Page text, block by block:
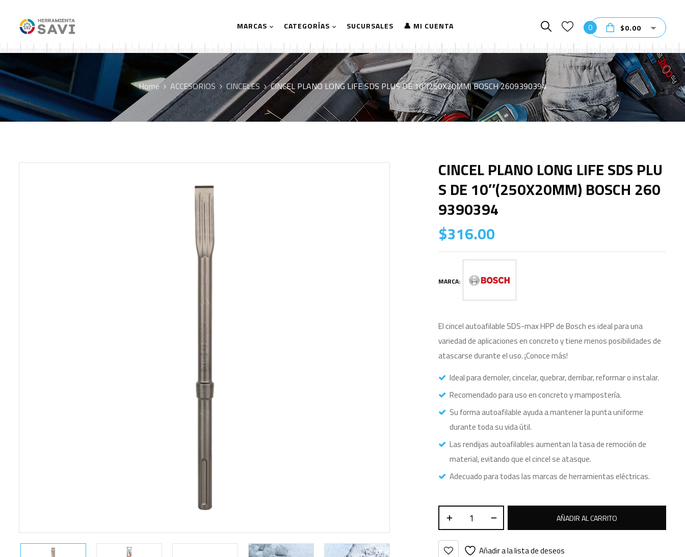
MARCAS CATEGORÍAS SUCURSALES 👤 MI CUENTA 0 $0.00
Home ACCESORIOS CINCELES CINCEL PLANO LONG LIFE SDS PLUS DE 10″(250X20MM) BOSCH 2609390394
CINCEL PLANO LONG LIFE SDS PLU
S DE 10″(250X20MM) BOSCH 260
9390394
$316.00
MARCA:
El cincel autoafilable SDS-max HPP de Bosch es ideal para una
variedad de aplicaciones en concreto y tiene menos posibilidades de
atascarse durante el uso. ¡Conoce más!
Ideal para demoler, cincelar, quebrar, derribar, reformar o instalar.
Recomendado para uso en concreto y mampostería.
Su forma autoafilable ayuda a mantener la punta uniforme
durante toda su vida útil.
Las rendijas autoafilables aumentan la tasa de remoción de
material, evitando que el cincel se atasque.
Adecuado para todas las marcas de herramientas eléctricas.
AÑADIR AL CARRITO
Añadir a la lista de deseos